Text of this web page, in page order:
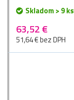
Skladom > 9 ks
63,52 €
51,64 € bez DPH